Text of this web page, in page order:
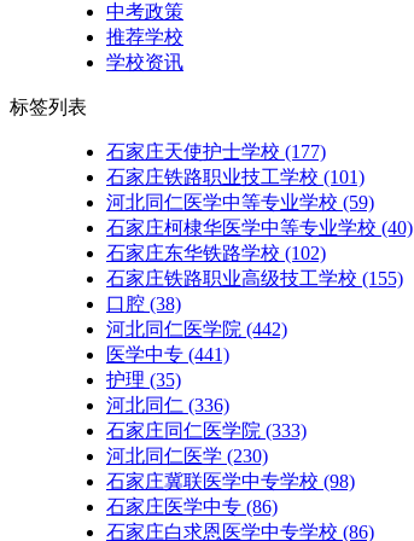
中考政策
推荐学校
学校资讯
标签列表
石家庄天使护士学校 (177)
石家庄铁路职业技工学校 (101)
河北同仁医学中等专业学校 (59)
石家庄柯棣华医学中等专业学校 (40)
石家庄东华铁路学校 (102)
石家庄铁路职业高级技工学校 (155)
口腔 (38)
河北同仁医学院 (442)
医学中专 (441)
护理 (35)
河北同仁 (336)
石家庄同仁医学院 (333)
河北同仁医学 (230)
石家庄冀联医学中专学校 (98)
石家庄医学中专 (86)
石家庄白求恩医学中专学校 (86)